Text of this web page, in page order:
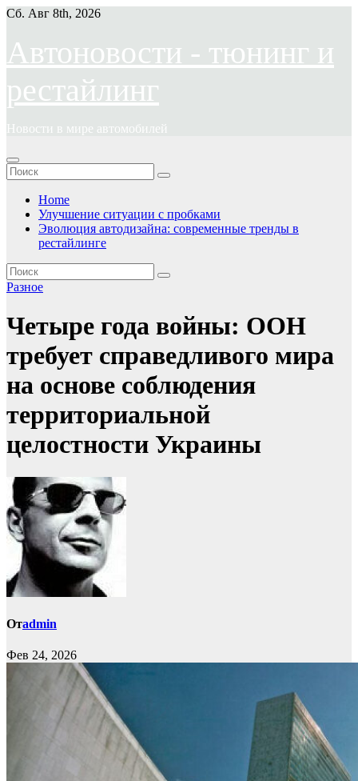
Перейти
содержимому
Сб. Авг 8th, 2026
Автоновости - тюнинг и
рестайлинг
Новости в мире автомобилей
Home
Улучшение ситуации с пробками
Эволюция автодизайна: современные тренды в
рестайлинге
Разное
Четыре года войны: ООН
требует справедливого мира
на основе соблюдения
территориальной
целостности Украины
Отadmin
Фев 24, 2026